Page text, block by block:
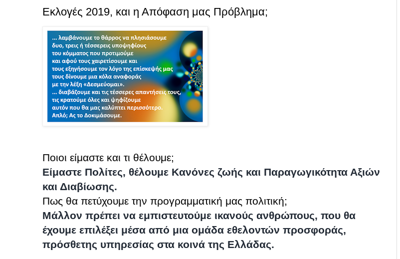
Εκλογές 2019, και η Απόφαση μας Πρόβλημα;
Ποιοι είμαστε και τι θέλουμε;
Είμαστε Πολίτες, θέλουμε Κανόνες ζωής και Παραγωγικότητα Αξιών
και Διαβίωσης.
Πως θα πετύχουμε την προγραμματική μας πολιτική;
Μάλλον πρέπει να εμπιστευτούμε ικανούς ανθρώπους, που θα
έχουμε επιλέξει μέσα από μια ομάδα εθελοντών προσφοράς,
πρόσθετης υπηρεσίας στα κοινά της Ελλάδας.